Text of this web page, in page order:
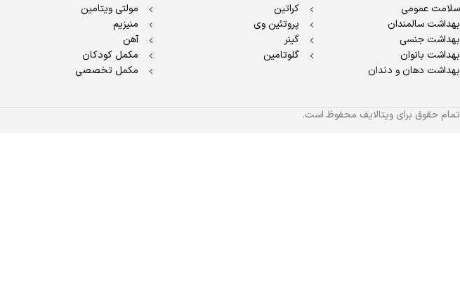
سلامت عمومی
بهداشت سالمندان
بهداشت جنسی
بهداشت بانوان
بهداشت دهان و دندان
کراتین
پروتئین وی
گینر
گلوتامین
مولتی ویتامین
منیزیم
آهن
مکمل کودکان
مکمل تخصصی
تمام حقوق برای ویتالایف محفوظ است.